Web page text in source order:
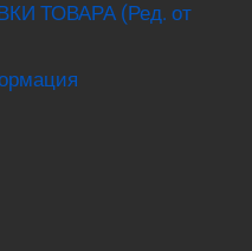
ТОВАРА (Ред. от